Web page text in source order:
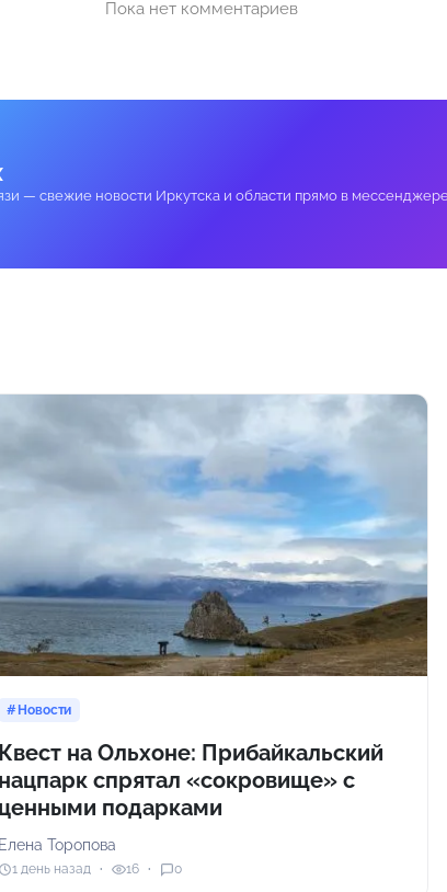
Пока нет комментариев
— свежие новости Иркутска и области прямо в
Новости
Квест на Ольхоне: Прибайкальский
нацпарк спрятал «сокровище» с
ценными подарками
Елена Торопова
1 день назад 16 0